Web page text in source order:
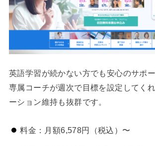
英語学習が続かない方でも安心のサポ
専属コーチが週次で目標を設定してく
ーション維持も抜群です。
料金：月額6,578円（税込）〜